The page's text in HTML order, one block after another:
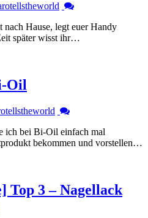
Hause, legt euer Handy
später wisst ihr…
Oil
ich bei Bi-Oil einfach mal
bekommen und vorstellen…
Top 3 – Nagellack